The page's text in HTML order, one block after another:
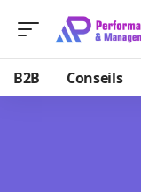
B2B Conseils